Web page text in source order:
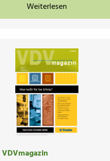
Weiterlesen
VDVmagazin